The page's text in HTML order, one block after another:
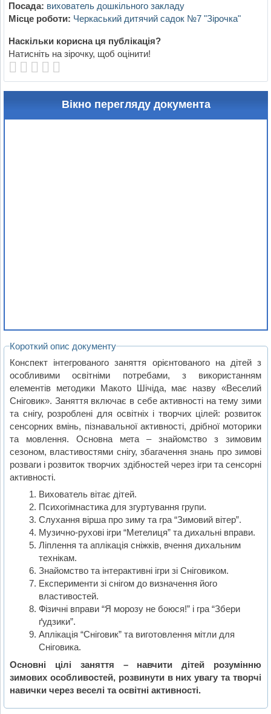
Посада: вихователь дошкільного закладу
Місце роботи: Черкаський дитячий садок №7 "Зірочка"
Наскільки корисна ця публікація?
Натисніть на зірочку, щоб оцінити!
Вікно перегляду документа
Короткий опис документу
Конспект інтегрованого заняття орієнтованого на дітей з
особливими освітніми потребами, з використанням
елементів методики Макото Шічіда, має назву «Веселий
Сніговик». Заняття включає в себе активності на тему зими
та снігу, розроблені для освітніх і творчих цілей: розвиток
сенсорних вмінь, пізнавальної активності, дрібної моторики
та мовлення. Основна мета – знайомство з зимовим
сезоном, властивостями снігу, збагачення знань про зимові
розваги і розвиток творчих здібностей через ігри та сенсорні
активності.
Вихователь вітає дітей.
Психогімнастика для згуртування групи.
Слухання вірша про зиму та гра “Зимовий вітер”.
Музично-рухові ігри “Метелиця” та дихальні вправи.
Ліплення та аплікація сніжків, вчення дихальним
технікам.
Знайомство та інтерактивні ігри зі Сніговиком.
Експерименти зі снігом до визначення його
властивостей.
Фізичні вправи “Я морозу не боюся!” і гра “Збери
ґудзики”.
Аплікація “Сніговик” та виготовлення мітли для
Сніговика.
Основні цілі заняття – навчити дітей розумінню
зимових особливостей, розвинути в них увагу та творчі
навички через веселі та освітні активності.